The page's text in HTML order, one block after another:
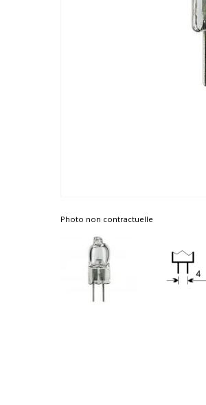
Photo non contractuelle